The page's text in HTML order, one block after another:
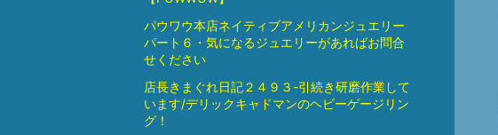
パウワウ本店ネイティブアメリカンジュエリー
パート６・気になるジュエリーがあればお問合
せください
店長きまぐれ日記２４９３-引続き研磨作業して
います/デリックキャドマンのヘビーゲージリン
グ！